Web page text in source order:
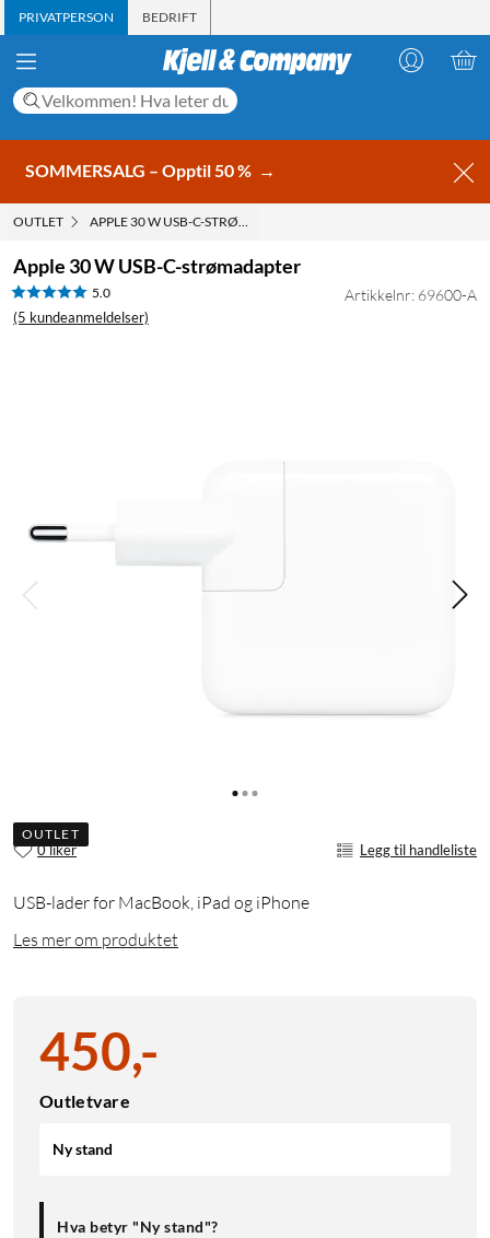
PRIVATPERSON BEDRIFT
SOMMERSALG – Opptil 50 % →
OUTLET APPLE 30 W USB-C-STRØMADAPTER
Apple 30 W USB-C-strømadapter
5.0
(5 kundeanmeldelser)
Artikkelnr: 69600-A
OUTLET
0 liker Legg til handleliste
USB-lader for MacBook, iPad og iPhone
Les mer om produktet
450,-
Outletvare
Ny stand
Hva betyr "Ny stand"?